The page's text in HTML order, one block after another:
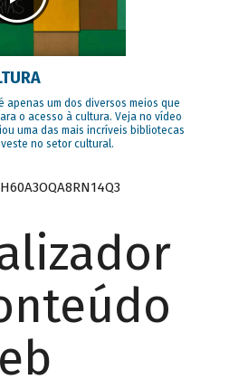
apenas um dos diversos meios que
o acesso à cultura. Veja no vídeo
uma das mais incríveis bibliotecas
no setor cultural.